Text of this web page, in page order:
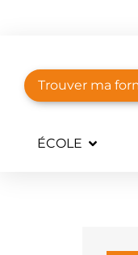
Trouver ma
ÉCOLE